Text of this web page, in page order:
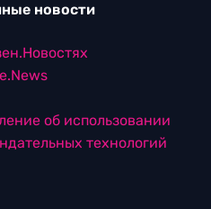
новости
об использовании
технологий